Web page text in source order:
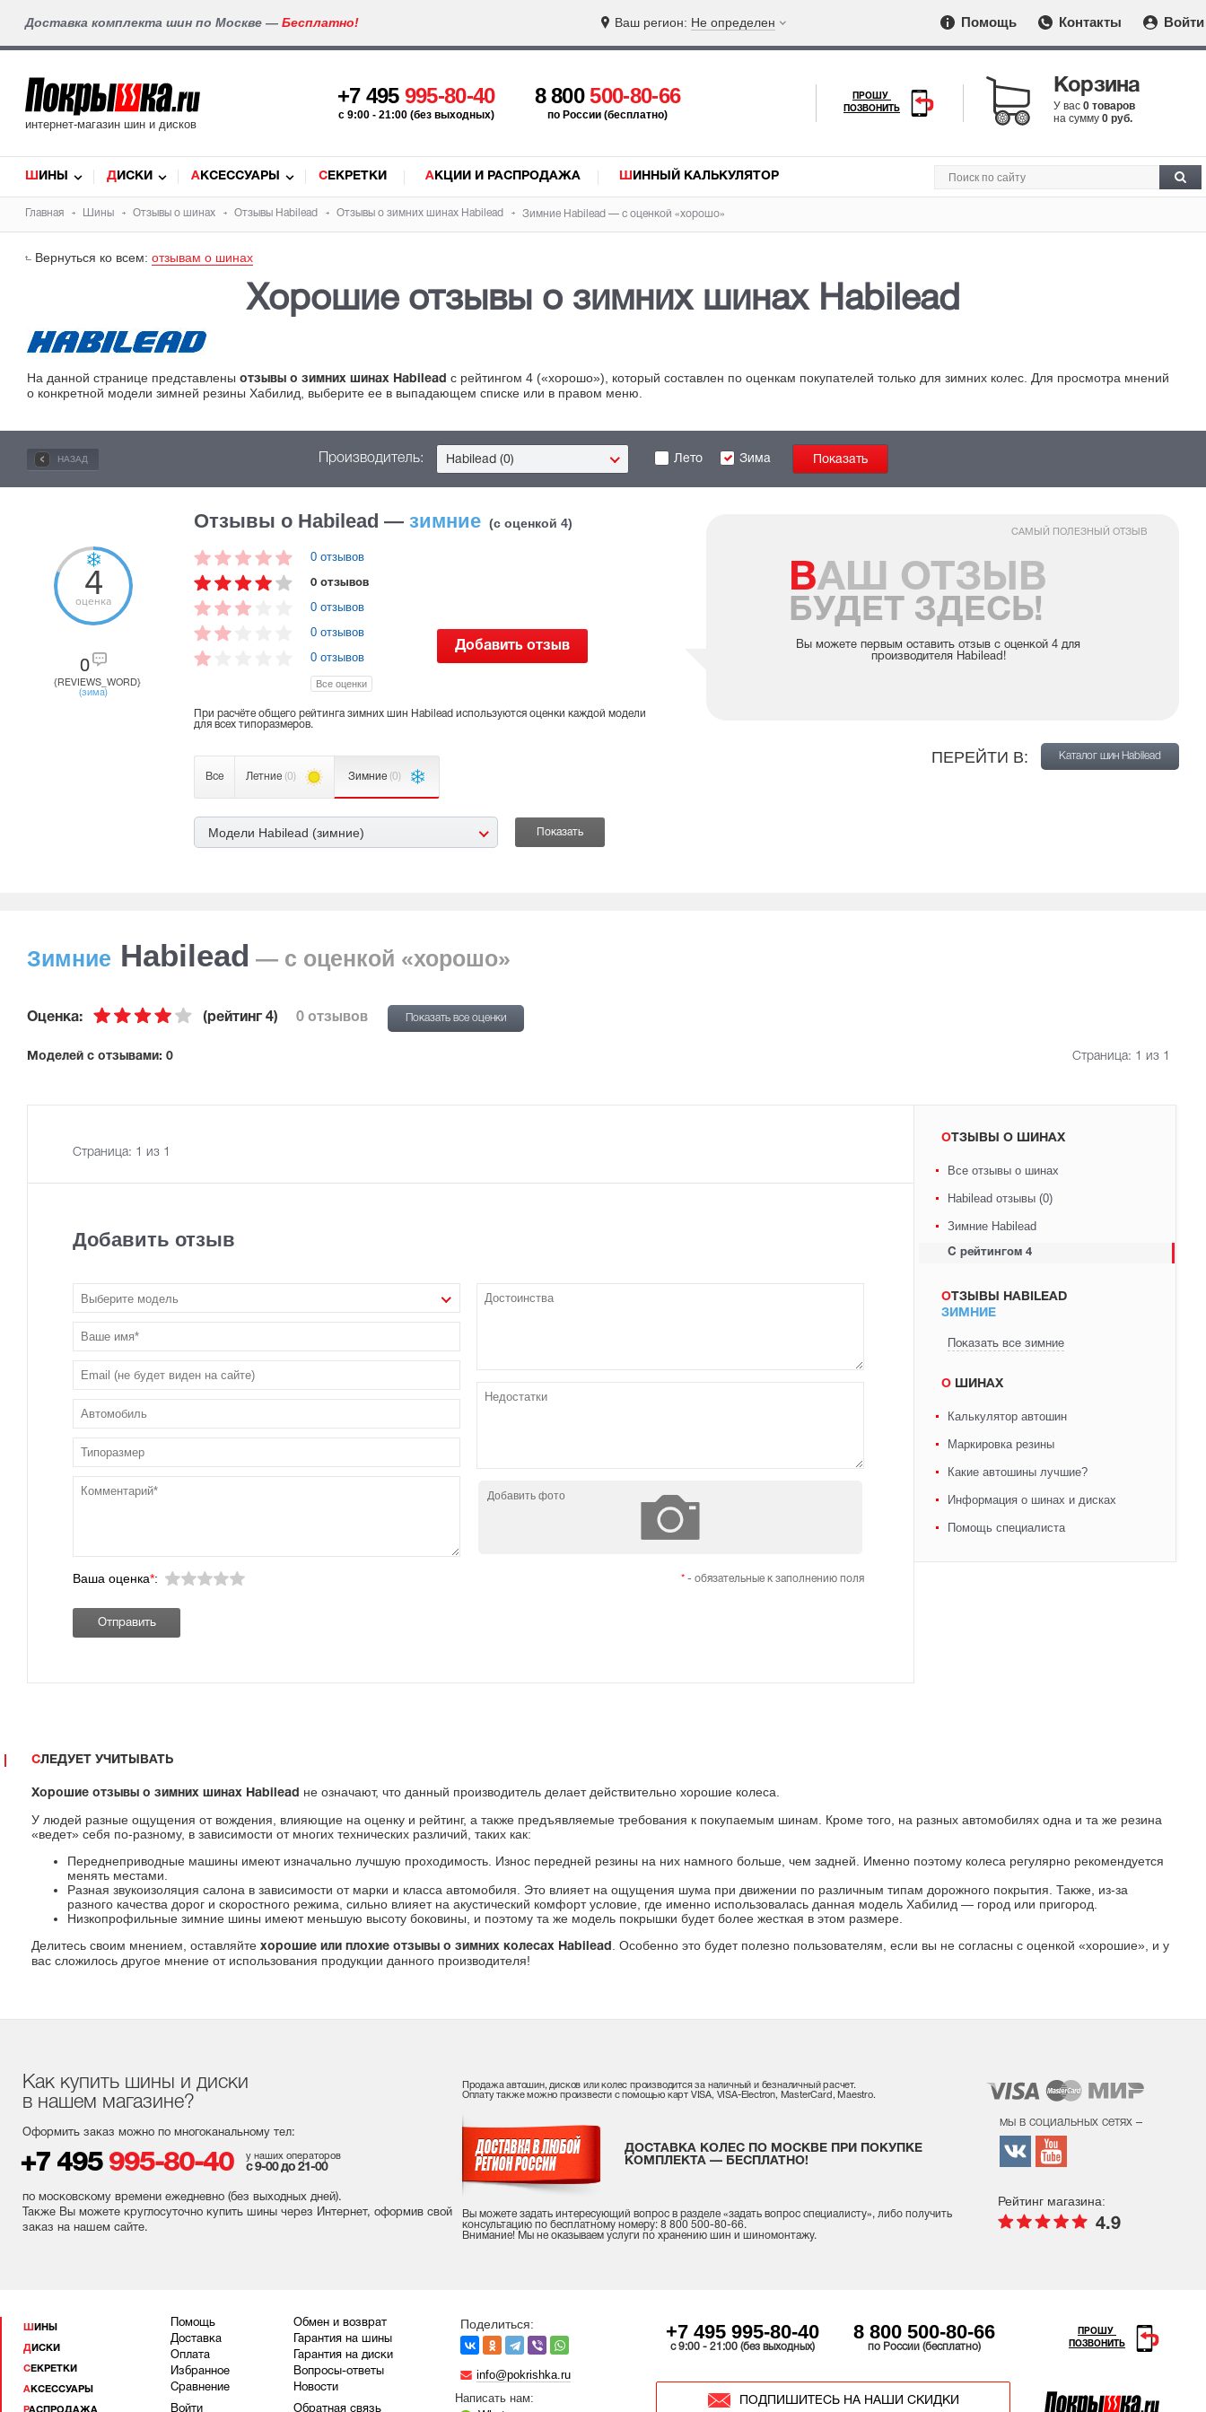
Доставка комплекта шин по Москве — Бесплатно! Ваш регион: Не определен Помощь Контакты Войти
интернет-магазин шин и дисков
+7 495 995-80-40
c 9:00 - 21:00 (без выходных)
8 800500-80-66
по России (бесплатно)
ПРОШУ
ПОЗВОНИТЬ
Корзина
У вас 0 товаров
на сумму 0 руб.
ШИНЫ ДИСКИ АКСЕССУАРЫ СЕКРЕТКИ АКЦИИ И РАСПРОДАЖА ШИННЫЙ КАЛЬКУЛЯТОР
Главная Шины Отзывы о шинах Отзывы Habilead Отзывы о зимних шинах Habilead Зимние Habilead — с оценкой «хорошо»
Вернуться ко всем: отзывам о шинах
Хорошие отзывы о зимних шинах Habilead
На данной странице представлены отзывы о зимних шинах Habilead с рейтингом 4 («хорошо»), который составлен по оценкам покупателей только для зимних колес. Для просмотра мнений
о конкретной модели зимней резины Хабилид, выберите ее в выпадающем списке или в правом меню.
НАЗАД Производитель: Habilead (0) Лето Зима
Отзывы о Habilead — зимние (с оценкой 4)
4
оценка
0
{REVIEWS_WORD}
(зима)
0 отзывов
0 отзывов
0 отзывов
0 отзывов
0 отзывов
Все оценки
Добавить отзыв
При расчёте общего рейтинга зимних шин Habilead используются оценки каждой модели
для всех типоразмеров.
Все Летние (0) Зимние (0)
Модели Habilead (зимние)
САМЫЙ ПОЛЕЗНЫЙ ОТЗЫВ
ВАШ ОТЗЫВ
БУДЕТ ЗДЕСЬ!
Вы можете первым оставить отзыв с оценкой 4 для
производителя Habilead!
ПЕРЕЙТИ В: Каталог шин Habilead
Зимние Habilead — с оценкой «хорошо»
Оценка: (рейтинг 4) 0 отзывов Показать все оценки
Mоделей с отзывами: 0 Страница: 1 из 1
Страница: 1 из 1
Добавить отзыв
Выберите модель
Добавить фото
Ваша оценка*: *- обязательные к заполнению поля
ОТЗЫВЫ О ШИНАХ
Все отзывы о шинах
Habilead отзывы (0)
Зимние Habilead
С рейтингом 4
ОТЗЫВЫ HABILEAD
ЗИМНИЕ
Показать все зимние
О ШИНАХ
Калькулятор автошин
Маркировка резины
Какие автошины лучшие?
Информация о шинах и дисках
Помощь специалиста
СЛЕДУЕТ УЧИТЫВАТЬ
Хорошие отзывы о зимних шинах Habilead
не означают, что данный производитель делает действительно хорошие колеса.
У людей разные ощущения от вождения, влияющие на оценку и рейтинг, а также предъявляемые требования к покупаемым шинам. Кроме того, на разных автомобилях одна и та же резина
«ведет» себя по-разному, в зависимости от многих технических различий, таких как:
Переднеприводные машины имеют изначально лучшую проходимость. Износ передней резины на них намного больше, чем задней. Именно поэтому колеса регулярно рекомендуется
менять местами.
Разная звукоизоляция салона в зависимости от марки и класса автомобиля. Это влияет на ощущения шума при движении по различным типам дорожного покрытия. Также, из-за
разного качества дорог и скоростного режима, сильно влияет на акустический комфорт условие, где именно использовалась данная модель Хабилид — город или пригород.
Низкопрофильные зимние шины имеют меньшую высоту боковины, и поэтому та же модель покрышки будет более жесткая в этом размере.
Делитесь своим мнением, оставляйте хорошие или плохие отзывы о зимних колесах Habilead
. Особенно это будет полезно пользователям, если вы не согласны с оценкой «хорошие», и у
вас сложилось другое мнение от использования продукции данного производителя!
Как купить шины и диски
в нашем магазине?
Оформить заказ можно по многоканальному тел:
+7 495 995-80-40 у наших операторов
с 9-00 до 21-00
по московскому времени ежедневно (без выходных дней).
Также Вы можете круглосуточно купить шины через Интернет, оформив свой
заказ на нашем сайте.
Продажа автошин, дисков или колес производится за наличный и безналичный расчет.
Оплату также можно произвести с помощью карт VISA, VISA-Electron, MasterCard, Maestro.
ДОСТАВКА КОЛЕС ПО МОСКВЕ ПРИ ПОКУПКЕ
КОМПЛЕКТА — БЕСПЛАТНО!
Вы можете задать интересующий вопрос в разделе «задать вопрос специалисту», либо получить
консультацию по бесплатному номеру: 8 800 500-80-66.
Внимание! Мы не оказываем услуги по хранению шин и шиномонтажу.
мы в социальных сетях –
Рейтинг магазина:
4.9
ШИНЫ
ДИСКИ
СЕКРЕТКИ
АКСЕССУАРЫ
РАСПРОДАЖА
Помощь
Доставка
Оплата
Избранное
Сравнение
Войти
Обмен и возврат
Гарантия на шины
Гарантия на диски
Вопросы-ответы
Новости
Обратная связь
Поделиться:
info@pokrishka.ru
Написать нам:
+7 495 995-80-40
c 9:00 - 21:00 (без выходных)
8 800 500-80-66
по России (бесплатно)
ПОДПИШИТЕСЬ НА НАШИ СКИДКИ
ПРОШУ
ПОЗВОНИТЬ